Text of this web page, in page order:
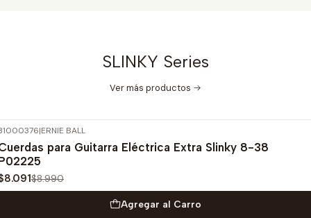
SLINKY Series
Ver más productos
OFF
|ERNIE BALL
para Guitarra Eléctrica Extra Slinky 8-38
$8.990
Agregar al Carro